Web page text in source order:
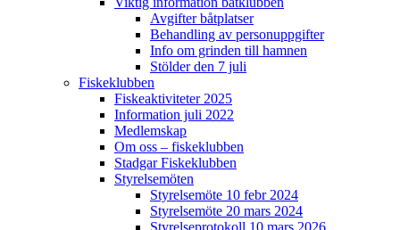
Avgifter båtplatser
Behandling av personuppgifter
Info om grinden till hamnen
Stölder den 7 juli
Fiskeklubben
Fiskeaktiviteter 2025
Information juli 2022
Medlemskap
Om oss – fiskeklubben
Stadgar Fiskeklubben
Styrelsemöten
Styrelsemöte 10 febr 2024
Styrelsemöte 20 mars 2024
Styrelseprotokoll 10 mars 2026